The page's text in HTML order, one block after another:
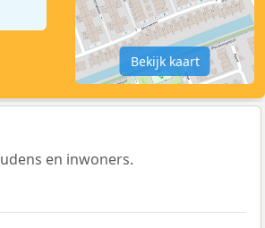
Bekijk kaart
en inwoners.